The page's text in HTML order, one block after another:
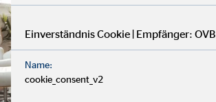
Einverständnis Cookie | Empfänger: OVB
Name:
cookie_consent_v2